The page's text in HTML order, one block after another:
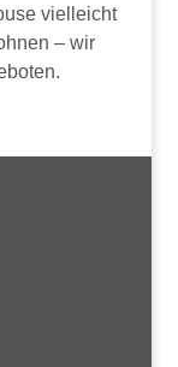
vielleicht
– wir